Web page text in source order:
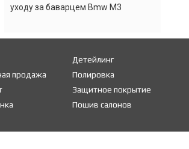
уходу за баварцем Bmw M3
продажа
Детейлинг
Полировка
Защитное покрытие
Пошив салонов